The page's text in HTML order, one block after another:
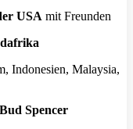
USA mit Freunden
Indonesien, Malaysia,
Bud Spencer